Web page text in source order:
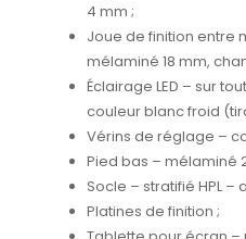
4 mm ;
Joue de finition entre
mélaminé 18 mm,
Éclairage LED – sur
couleur blanc froid
Vérins de réglage –
Pied bas – mélaminé
Socle – stratifié HPL –
Platines de finition ;